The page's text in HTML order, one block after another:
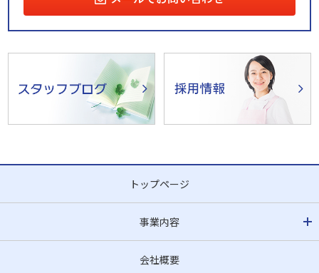
トップページ
事業内容
会社概要